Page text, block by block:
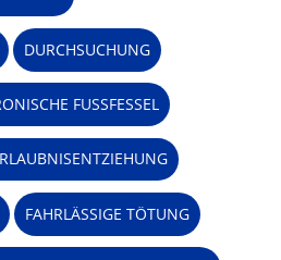
DURCHSUCHUNG
FUSSFESSEL
FAHRLÄSSIGE TÖTUNG